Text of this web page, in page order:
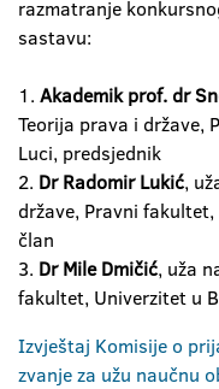
razmatranje
sastavu:
1. Akademik prof. dr
Teorija prava i države,
Luci, predsjednik
2. Dr Radomir Lukić,
države, Pravni
član
3. Dr Mile Dmičić, uža
fakultet, Univerzitet u
Izvještaj Komisije o
zvanje za užu naučnu